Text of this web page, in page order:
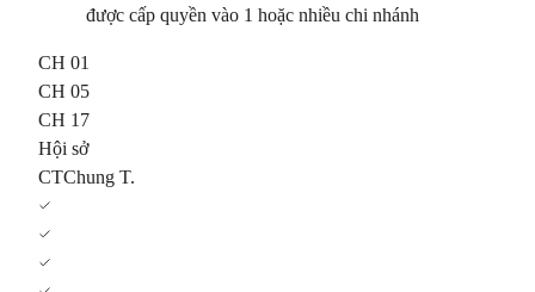
được cấp quyền vào 1 hoặc nhiều chi nhánh
CH 01
CH 05
CH 17
Hội sở
CTChung T.